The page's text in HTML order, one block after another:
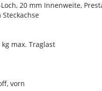
20 mm Innenweite,
max. Traglast
vorn